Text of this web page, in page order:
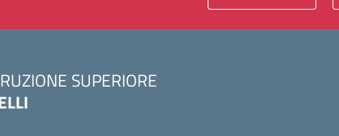
SUPERIORE